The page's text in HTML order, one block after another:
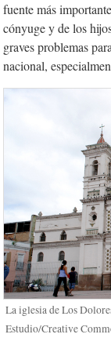
fuente más
cónyuge y de los
graves problemas
nacional,
La iglesia de Los
Estudio/Creative